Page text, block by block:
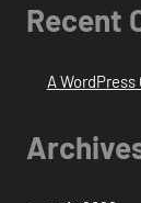
Recent
A